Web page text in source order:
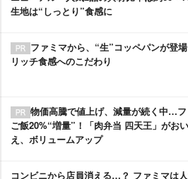
生地は“しっとり”食感に
ファミマから、“生”コッペパンが登
リッチ食感へのこだわり
物価高騰で値上げ、減量が続く中…
ご飯20%“増量”！「肉弁当 四天王」がお
え、ボリュームアップ
コンビニから店員消える…？ ファミマは